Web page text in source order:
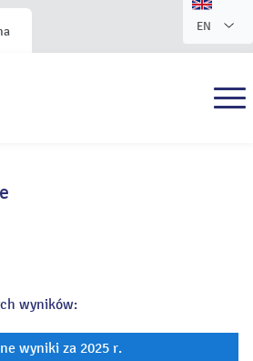
EN
wyników:
wyniki za 2025 r.